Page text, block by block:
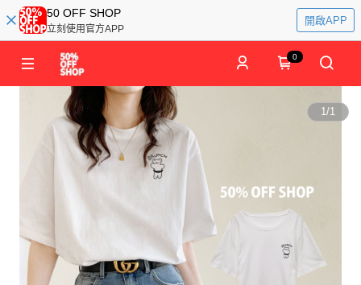
50 OFF SHOP
立刻使用官方APP
開啟APP
0
1/1